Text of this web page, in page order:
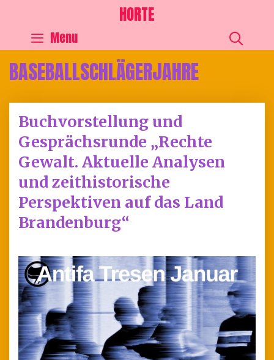
HORTE
Menu
BASEBALLSCHLÄGERJAHRE
Buchvorstellung und
Gesprächsrunde „Rechte
Gewalt. Aktuelle Analysen
und zeithistorische
Perspektiven auf das Land
Brandenburg“